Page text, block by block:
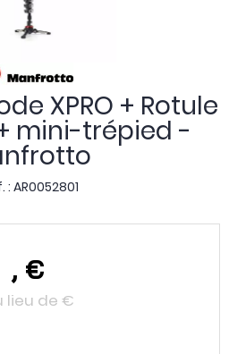
XPRO + Rotule
mini-trépied -
: AR0052801
, €
lieu de €